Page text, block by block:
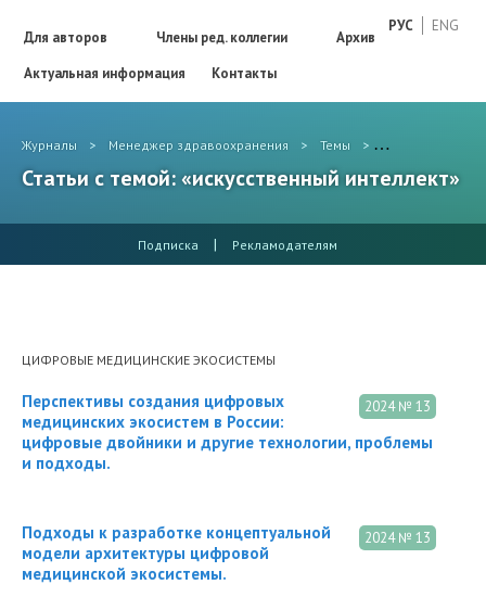
РУС ENG
Для авторов Члены ред. коллегии
Архив
Актуальная информация
Контакты
Журналы > Менеджер здравоохранения > Темы > искусственный
Статьи с темой: «искусственный интеллект»
Подписка | Рекламодателям
ЦИФРОВЫЕ МЕДИЦИНСКИЕ ЭКОСИСТЕМЫ
2024 № 13
Перспективы создания цифровых
медицинских экосистем в России:
цифровые двойники и другие технологии, проблемы
и подходы.
2024 № 13
Подходы к разработке концептуальной
модели архитектуры цифровой
медицинской экосистемы.